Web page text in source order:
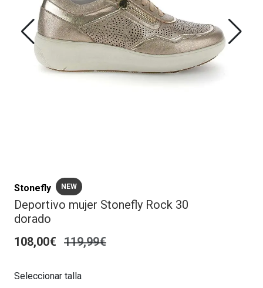
Stonefly NEW
Deportivo mujer Stonefly Rock 30
dorado
108,00€ 119,99€
Seleccionar talla